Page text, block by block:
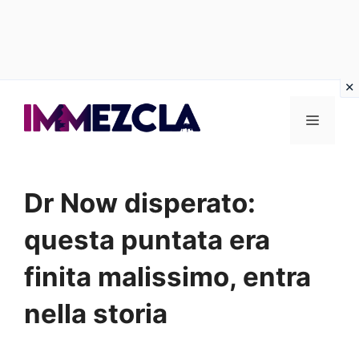
Menu
Dr Now disperato:
questa puntata era
finita malissimo, entra
nella storia